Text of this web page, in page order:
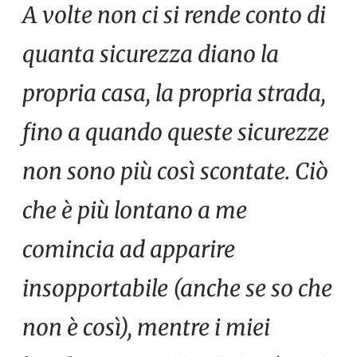
A volte non ci si rende conto di
quanta sicurezza diano la
propria casa, la propria strada,
fino a quando queste sicurezze
non sono più così scontate. Ciò
che è più lontano a me
comincia ad apparire
insopportabile (anche se so che
non è così), mentre i miei